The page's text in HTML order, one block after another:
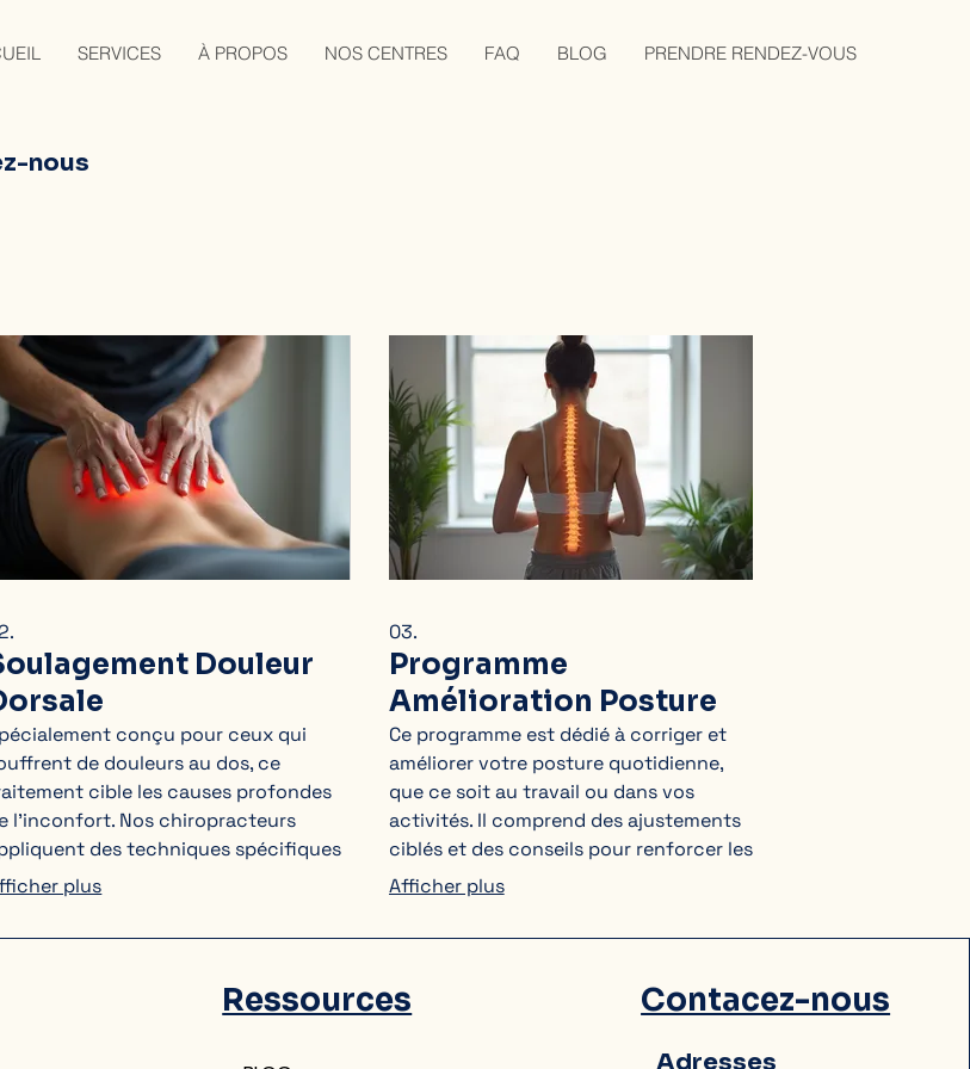
SERVICES À PROPOS NOS CENTRES FAQ BLOG PRENDRE RENDEZ-VOUS
nous
Douleur
conçu pour ceux qui
de douleurs au dos, ce
cible les causes profondes
l'inconfort. Nos chiropracteurs
des techniques spécifiques
réduire l'inflammation, améliorer la
et vous aider à retrouver un
sain et fonctionnel. Un confort
plus
03.
Programme
Amélioration Posture
Ce programme est dédié à corriger et
améliorer votre posture quotidienne,
que ce soit au travail ou dans vos
activités. Il comprend des ajustements
ciblés et des conseils pour renforcer les
muscles posturaux et prévenir les maux
futurs. Adoptez une posture saine pour
une meilleure santé à long terme.
Afficher plus
Ressources Contacez-nous
Adresses